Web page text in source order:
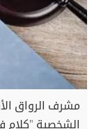
مشرف الرواق
الشخصية "كلام